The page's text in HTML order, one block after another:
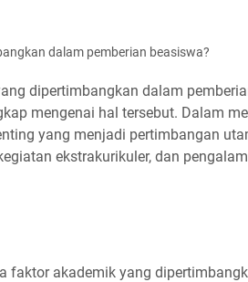
dalam pemberian beasiswa?
dipertimbangkan dalam
mengenai hal tersebut. Dalam
yang menjadi pertimbangan
ekstrakurikuler, dan
faktor akademik yang